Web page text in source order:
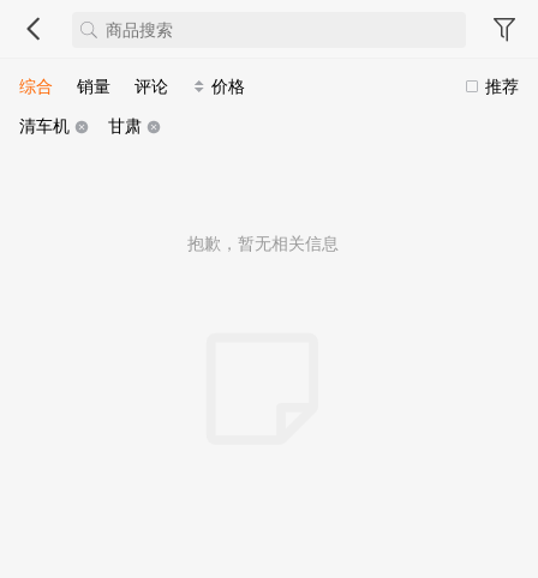
推荐
综合 销量 评论
价格
清车机
甘肃
抱歉，暂无相关信息